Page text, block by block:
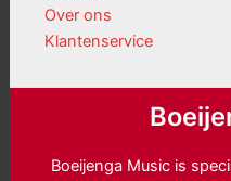
Over ons
Klantenservice
Boeijenga Music is